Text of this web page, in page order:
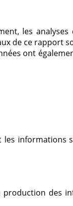
les
de ce rapport
ont
informations
production des